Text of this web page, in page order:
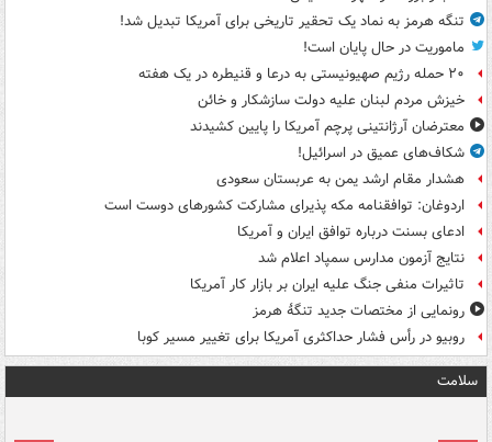
تنگه هرمز به نماد یک تحقیر تاریخی برای آمریکا تبدیل شد!
ماموریت در حال پایان است!
۲۰ حمله رژیم صهیونیستی به درعا و قنیطره در یک هفته
خیزش مردم لبنان علیه دولت سازشکار و خائن
معترضان آرژانتینی پرچم آمریکا را پایین کشیدند
شکاف‌های عمیق در اسرائیل!
هشدار مقام ارشد یمن به عربستان سعودی
اردوغان: توافقنامه مکه پذیرای مشارکت کشورهای دوست است
ادعای بسنت درباره توافق ایران و آمریکا
نتایج آزمون مدارس سمپاد اعلام شد
تاثیرات منفی جنگ علیه ایران بر بازار کار آمریکا
رونمایی از مختصات جدید تنگۀ هرمز
روبیو در رأس فشار حداکثری آمریکا برای تغییر مسیر کوبا
سلامت